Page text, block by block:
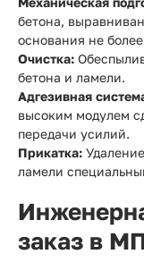
бетона,
основания не
Очистка:
бетона и ламели.
Адгезивная
высоким модулем
передачи усилий.
Прикатка:
ламели
заказ в